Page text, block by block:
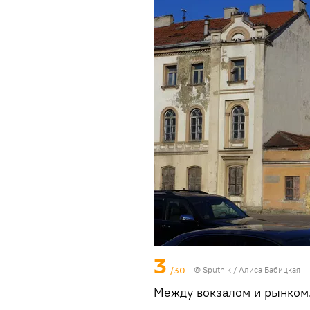
3 /30 © Sputnik / Алиса Бабицкая
Между вокзалом и